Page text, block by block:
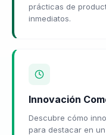
prácticas de
inmediatos.
Innovación
Descubre cómo
para destacar en